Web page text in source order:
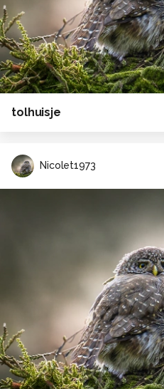
tolhuisje
Nicolet1973